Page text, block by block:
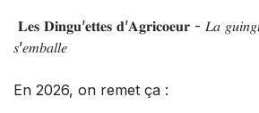
𝐋𝐞𝐬 𝐃𝐢𝐧𝐠𝐮’𝐞𝐭𝐭𝐞𝐬 𝐝’𝐀𝐠𝐫𝐢𝐜𝐨𝐞𝐮𝐫 - 𝐿𝑎
𝑠’𝑒𝑚𝑏𝑎𝑙𝑙𝑒
En 2026, on remet ça :